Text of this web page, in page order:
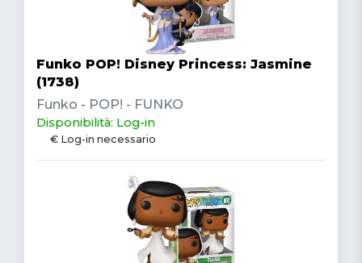
Funko POP! Disney Princess: Jasmine
(1738)
Funko - POP! - FUNKO
Disponibilità: Log-in
€ Log-in necessario